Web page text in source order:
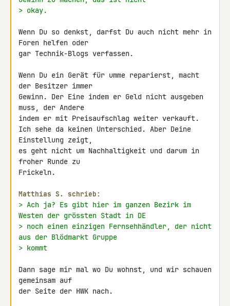
> okay.
Wenn Du so denkst, darfst Du auch nicht mehr in
Foren helfen oder
gar Technik-Blogs verfassen.
Wenn Du ein Gerät für umme reparierst, macht
der Besitzer immer
Gewinn. Der Eine indem er Geld nicht ausgeben
muss, der Andere
indem er mit Preisaufschlag weiter verkauft.
Ich sehe da keinen Unterschied. Aber Deine
Einstellung zeigt,
es geht nicht um Nachhaltigkeit und darum in
froher Runde zu
Frickeln.
Matthias S. schrieb:
> Ach ja? Es gibt hier im ganzen Bezirk im
Westen der grössten Stadt in DE
> noch einen einzigen Fernsehhändler, der nicht
aus der Blödmarkt Gruppe
> kommt
Dann sage mir mal wo Du wohnst, und wir schauen
gemeinsam auf
der Seite der HWK nach.